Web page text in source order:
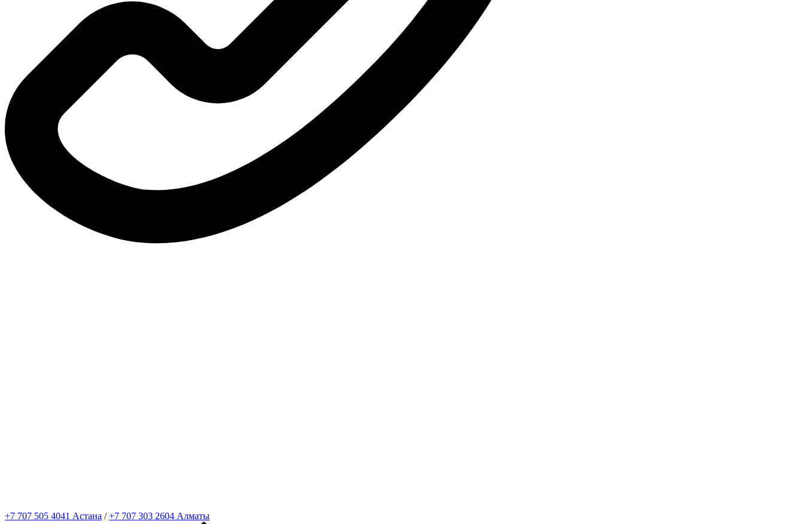
+7 707 505 4041 Астана /+7 707 303 2604 Алматы